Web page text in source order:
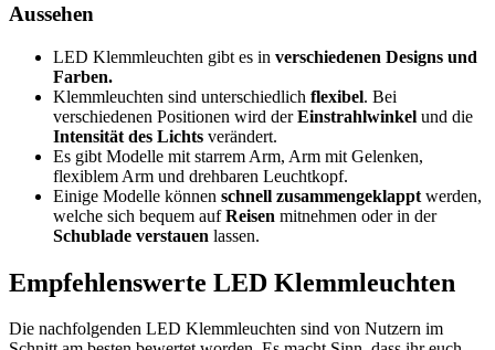
Aussehen
LED Klemmleuchten gibt es in verschiedenen Designs und
Farben.
Klemmleuchten sind unterschiedlich flexibel. Bei
verschiedenen Positionen wird derEinstrahlwinkel und die
Intensität des Lichts verändert.
Es gibt Modelle mit starrem Arm, Arm mit Gelenken,
flexiblem Arm und drehbaren Leuchtkopf.
Einige Modelle können schnell zusammengeklappt werden,
welche sich bequem aufReisen mitnehmen oder in der
Schublade verstauen lassen.
Empfehlenswerte LED Klemmleuchten
Die nachfolgenden LED Klemmleuchten sind von Nutzern im